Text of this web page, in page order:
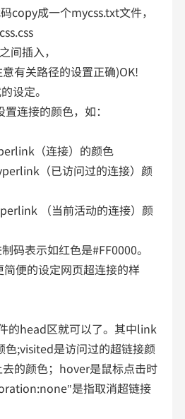
成一个mycss.txt文件，
插入，
有关路径的设置正确)OK!
设定。
连接的颜色，如：
（连接）的颜色
（已访问过的连接）颜
（当前活动的连接）颜
表示如红色是#FF0000。
便的设定网页超连接的样
head区就可以了。其中link
色;visited是访问过的超链接颜
的颜色；hover是鼠标点击时
是指取消超链接